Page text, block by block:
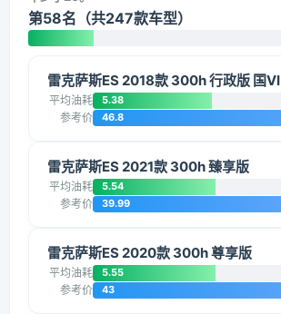
第58名（共247款车型）
雷克萨斯ES 2018款 300h 行政版 国VI
平均油耗 5.38
参考价 46.8
雷克萨斯ES 2021款 300h 臻享版
平均油耗 5.54
参考价 39.99
雷克萨斯ES 2020款 300h 尊享版
平均油耗 5.55
参考价 43